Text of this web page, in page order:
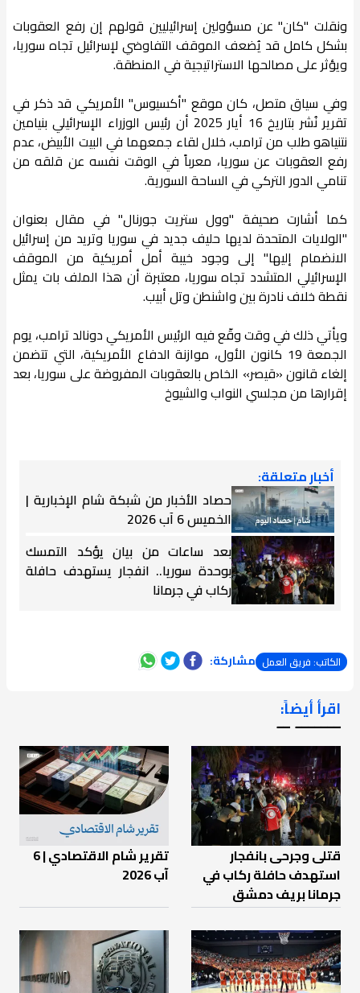
ونقلت "كان" عن مسؤولين إسرائيليين قولهم إن رفع العقوبات
بشكل كامل قد يُضعف الموقف التفاوضي لإسرائيل تجاه سوريا،
ويؤثر على مصالحها الاستراتيجية في المنطقة.
وفي سياق متصل، كان موقع "أكسيوس" الأمريكي قد ذكر في
تقرير نُشر بتاريخ 16 أيار 2025 أن رئيس الوزراء الإسرائيلي بنيامين
نتنياهو طلب من ترامب، خلال لقاء جمعهما في البيت الأبيض، عدم
رفع العقوبات عن سوريا، معرباً في الوقت نفسه عن قلقه من
تنامي الدور التركي في الساحة السورية.
كما أشارت صحيفة "وول ستريت جورنال" في مقال بعنوان
"الولايات المتحدة لديها حليف جديد في سوريا وتريد من إسرائيل
الانضمام إليها" إلى وجود خيبة أمل أمريكية من الموقف
الإسرائيلي المتشدد تجاه سوريا، معتبرة أن هذا الملف بات يمثل
نقطة خلاف نادرة بين واشنطن وتل أبيب.
ويأتي ذلك في وقت وقّع فيه الرئيس الأمريكي دونالد ترامب، يوم
الجمعة 19 كانون الأول، موازنة الدفاع الأمريكية، التي تتضمن
إلغاء قانون «قيصر» الخاص بالعقوبات المفروضة على سوريا، بعد
إقرارها من مجلسي النواب والشيوخ
أخبار متعلقة:
حصاد الأخبار من شبكة شام الإخبارية |
الخميس 6 آب 2026
بعد ساعات من بيان يؤكد التمسك
بوحدة سوريا.. انفجار يستهدف حافلة
ركاب في جرمانا
الكاتب: فريق العمل مشاركة:
اقرأ أيضاً:
ـــــــ ــ
قتلى وجرحى بانفجار
استهدف حافلة ركاب في
جرمانا بريف دمشق
تقرير شام الاقتصادي | 6
آب 2026